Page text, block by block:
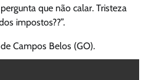
que não calar. Tristeza
impostos??”.
Campos Belos (GO).